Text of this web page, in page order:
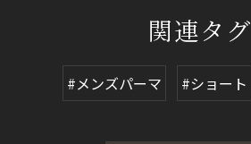
関連タグ
#メンズパーマ #ショート